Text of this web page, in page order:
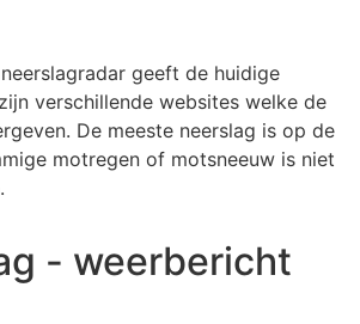
geeft de huidige
verschillende websites welke de
De meeste neerslag is op de
motregen of motsneeuw is niet
- weerbericht